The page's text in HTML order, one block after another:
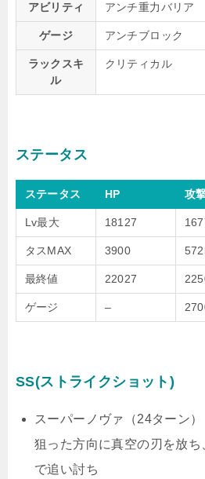
アビリティ アンチ重力バリア
ゲージ アンチブロック
ラックスキ
ル
クリティカル
ステータス
ステータス HP 攻
Lv最大 18127
タスMAX 3900
最終値 22027
ゲージ –
SS(ストライクショット)
スーパーノヴァ（24ターン）
狙った方向に真空の刃を放
で追い討ち